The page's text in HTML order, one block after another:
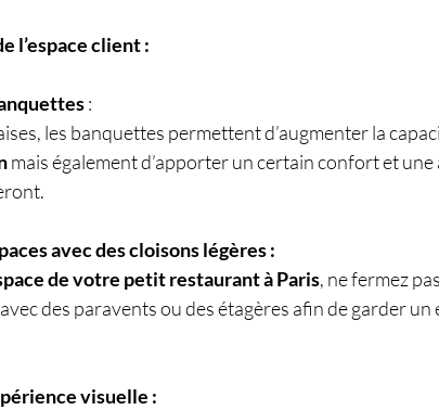
l’espace client :
:
les banquettes permettent d’augmenter la
mais également d’apporter un certain confort et
avec des cloisons légères :
de votre petit restaurant à Paris, ne fermez
des paravents ou des étagères afin de garder un
visuelle :